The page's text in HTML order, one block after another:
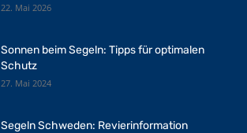
22. Mai 2026
Sonnen beim Segeln: Tipps für optimalen
Schutz
27. Mai 2024
Segeln Schweden: Revierinformation